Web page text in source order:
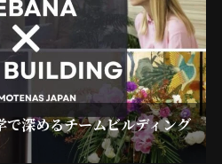
深めるチームビルディング